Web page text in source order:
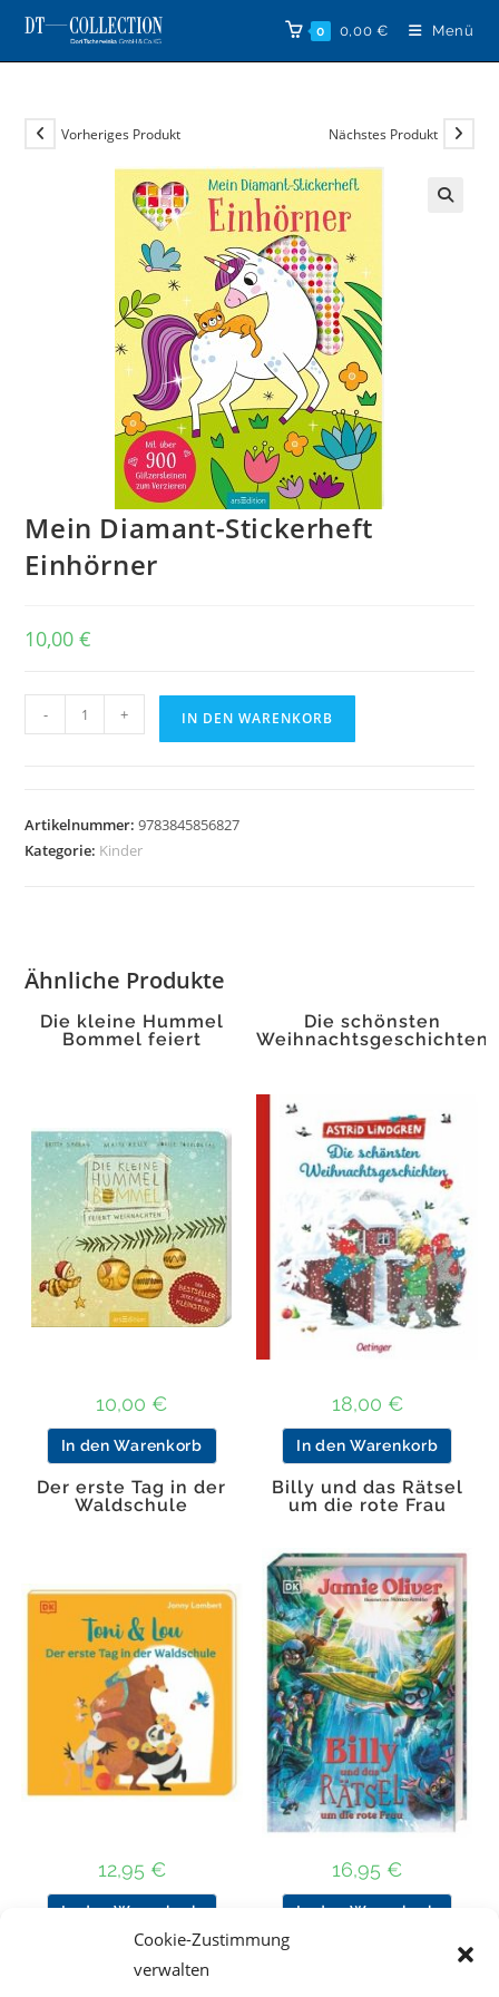
Cookie-Zustimmung
verwalten
Zum
Inhalt
springen
0 0,00 € Menü
Vorheriges Produkt Nächstes Produkt
Mein Diamant-Stickerheft
Einhörner
10,00€
Diamant-
Menge
- + IN DEN WARENKORB
Artikelnummer:9783845856827
Kategorie: Kinder
Ähnliche Produkte
Die kleine Hummel
Bommel feiert
10,00 €
In den Warenkorb
Die schönsten
Weihnachtsgeschichten
Astrid Lindgren
18,00 €
In den Warenkorb
Der erste Tag in der
Waldschule
12,95 €
In den Warenkorb
Billy und das Rätsel
um die rote Frau
16,95 €
In den Warenkorb